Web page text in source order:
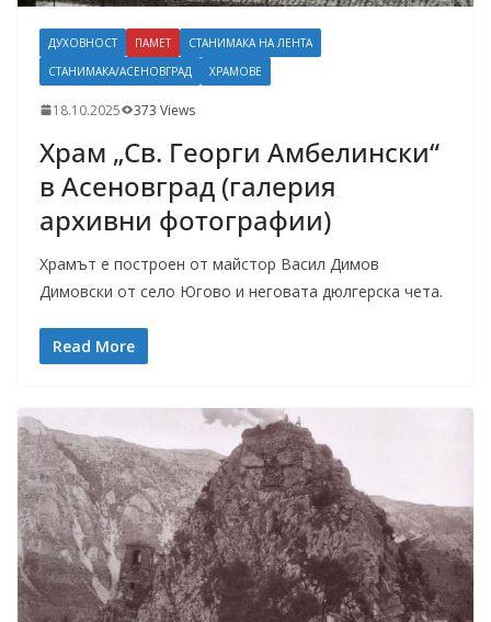
ДУХОВНОСТ ПАМЕТ
СТАНИМАКА НА ЛЕНТА
СТАНИМАКА/АСЕНОВГРАД
ХРАМОВЕ
18.10.2025 373 Views
Храм „Св. Георги Амбелински“
в Асеновград (галерия
архивни фотографии)
Храмът е построен от майстор Васил Димов
Димовски от село Югово и неговата дюлгерска чета.
Read More